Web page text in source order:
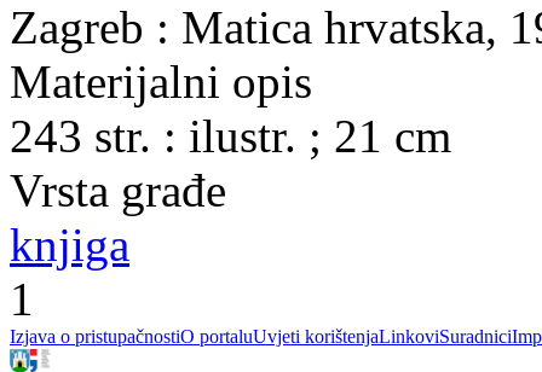
Zagreb : Matica hrvatska,
Materijalni opis
243 str. : ilustr. ; 21 cm
Vrsta građe
knjiga
1
Izjava o pristupačnostiO portaluUvjeti korištenjaLinkoviSuradnici